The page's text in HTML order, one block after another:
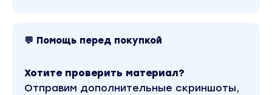
истории и взрослые истории. Магические
Какие признаки в клиентском описании
указывают на вероятное наличие "колпака".
💬 Помощь перед покупкой
Хотите проверить материал?
Отправим дополнительные скриншоты,